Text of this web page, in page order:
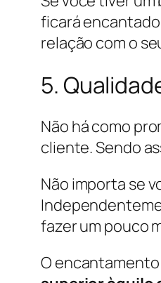
ficará
relação com o
5.
Não há como
cliente. Sendo
Não importa se
fazer um pouco
O